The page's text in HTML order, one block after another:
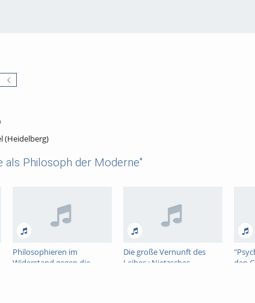
(Heidelberg)
als Philosoph der Moderne"
Philosophieren im
Widerstand gegen die
Die große Vernunft des
Leibes : Nietzsches
den